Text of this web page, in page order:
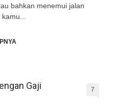
bahkan menemui jalan
Gaji
7